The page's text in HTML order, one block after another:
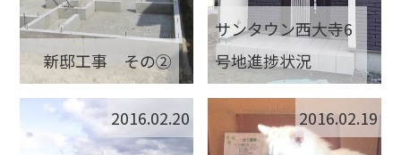
新邸工事 その②
サンタウン西大寺6
号地進捗状況
2016.02.20 2016.02.19